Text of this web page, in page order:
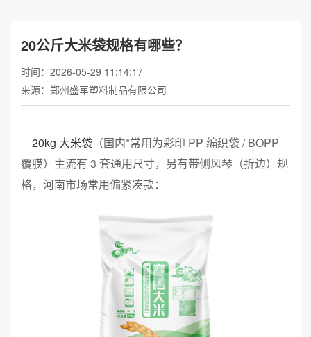
20公斤大米袋规格有哪些？
时间：2026-05-29 11:14:17
来源：郑州盛军塑料制品有限公司
20kg 大米袋 （国内*常用为彩印 PP 编织袋 / BOPP
覆膜）主流有 3 套通用尺寸，另有带侧风琴（折边）规
格，河南市场常用偏紧凑款：